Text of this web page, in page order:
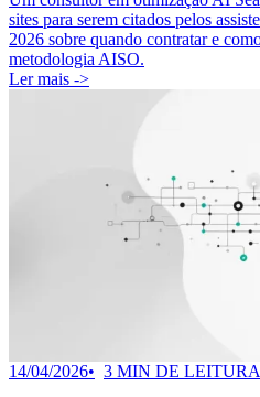
sites para serem citados pelos
2026 sobre quando contratar e
metodologia AISO.
Ler mais ->
14/04/2026 3 MIN DE LEITURA